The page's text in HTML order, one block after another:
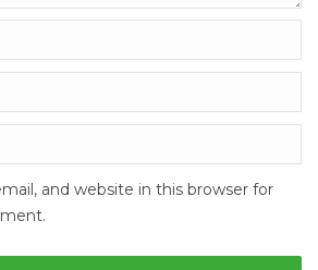
and website in this browser for